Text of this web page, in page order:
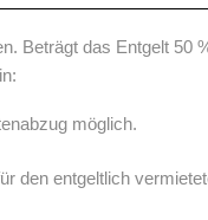
Beträgt das Entgelt 50
möglich.
den entgeltlich